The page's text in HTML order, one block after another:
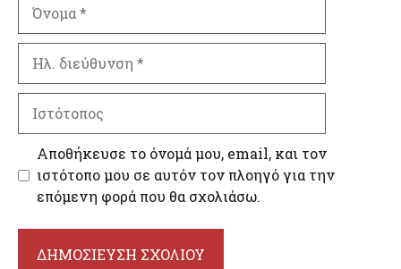
διεύθυνση
Αποθήκευσε το όνομά μου, email, και τον
ιστότοπο μου σε αυτόν τον πλοηγό για την
επόμενη φορά που θα σχολιάσω.